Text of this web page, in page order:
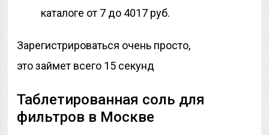
каталоге от 7 до 4017 руб.
Зарегистрироваться очень просто,
это займет всего 15 секунд
Таблетированная соль для
фильтров в Москве